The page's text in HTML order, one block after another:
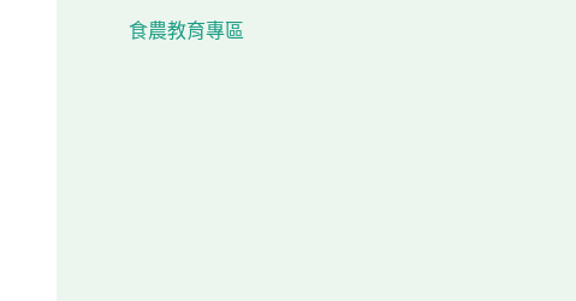
食農教育專區